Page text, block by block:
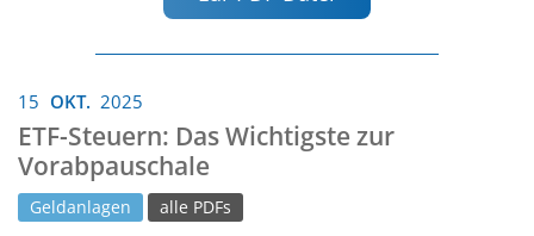
15 OKT. 2025
ETF-Steuern: Das Wichtigste zur
Vorabpauschale
Geldanlagen alle PDFs